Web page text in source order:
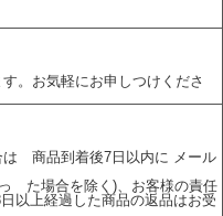
。お気軽にお申しつけくださ
は 商品到着後7日以内に メール
た場合を除く)、お客様の責任
以上経過した商品の返品はお受